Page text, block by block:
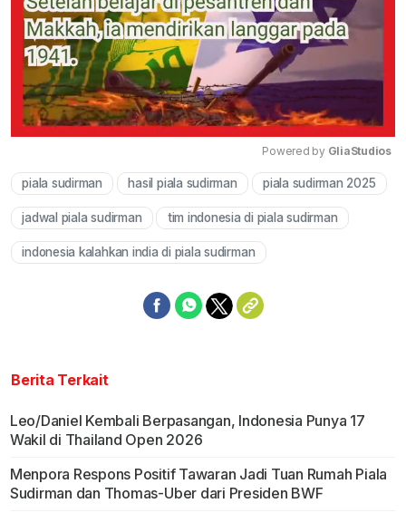
Mute
Powered by GliaStudios
piala sudirman hasil piala sudirman piala sudirman 2025
jadwal piala sudirman tim indonesia di piala sudirman
indonesia kalahkan india di piala sudirman
Berita Terkait
Leo/Daniel Kembali Berpasangan, Indonesia Punya 17
Wakil di Thailand Open 2026
Menpora Respons Positif Tawaran Jadi Tuan Rumah Piala
Sudirman dan Thomas-Uber dari Presiden BWF